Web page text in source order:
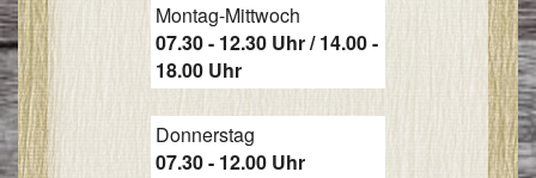
&
Montag-Mittwoch
07.30 - 12.30 Uhr / 14.00 -
18.00 Uhr
Donnerstag
07.30 - 12.00 Uhr